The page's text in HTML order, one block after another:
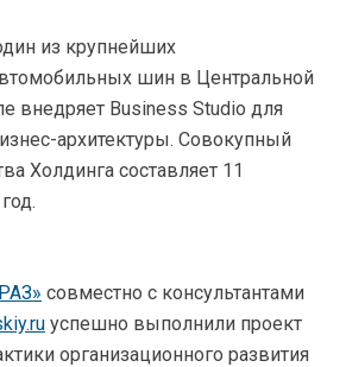
из крупнейших
шин в Центральной
внедряет Business Studio для
архитектуры. Совокупный
Холдинга составляет 11
совместно с консультантами
успешно выполнили проект
организационного развития